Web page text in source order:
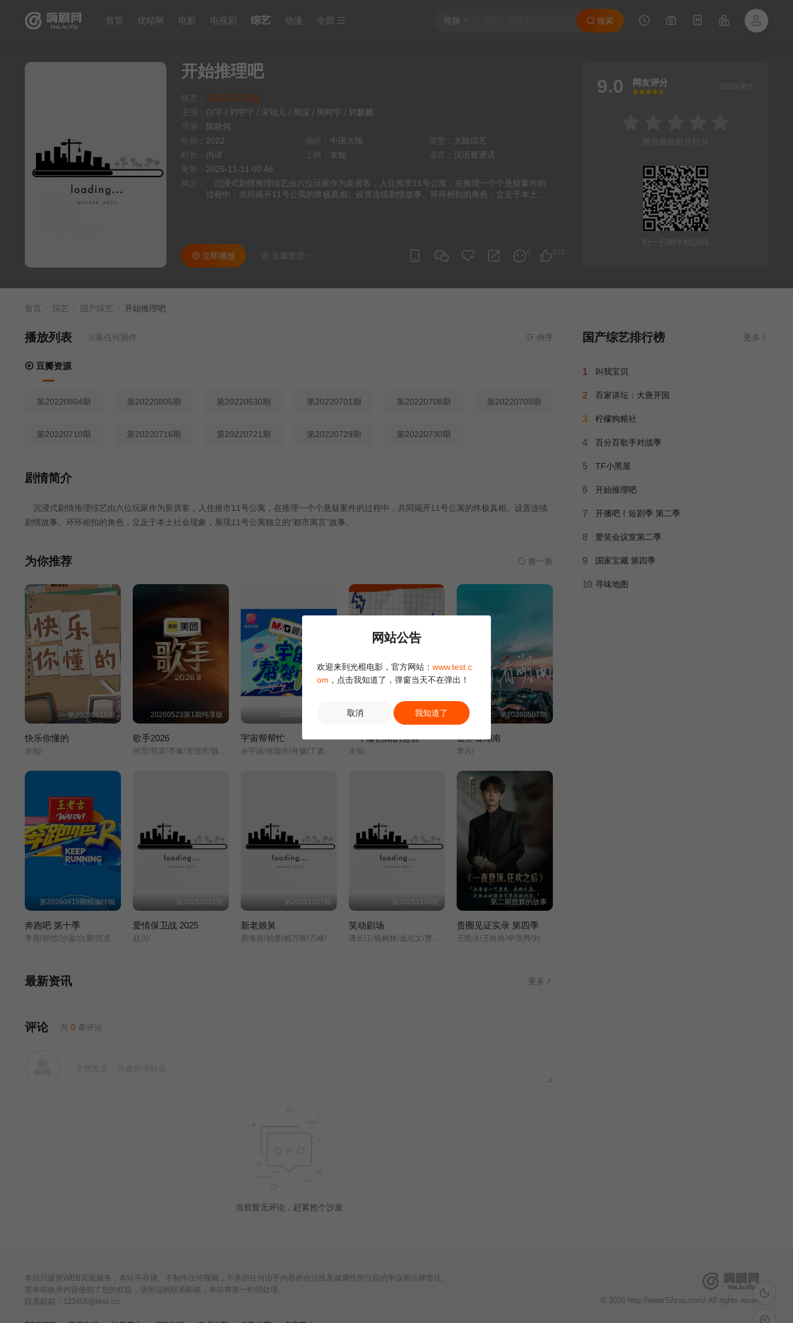
视频 搜索
首页 优站网 电影 电视剧 综艺 动漫 全部
开始推理吧
状态： 第20220731期
主演： 白宇 / 刘宇宁 / 宋祖儿 / 周深 / 周柯宇 / 郭麒麟
导演： 陈晓翎
年份： 2022 地区： 中国大陆 类型： 大陆综艺
时长： 内详 上映： 未知 语言： 汉语普通话
更新： 2025-11-11 00:46
简介：
沉浸式剧情推理综艺由六位玩家作为新房客，入住推市11号公寓，在推理一个个悬疑案件的
过程中，共同揭开11号公寓的终极真相。设置连续剧情故事、环环相扣的角色，立足于本土社
851
0
立即播放 豆瓣资源
9.0 网友评分
很差
较差还行推荐力荐
100次评分
我也要给影片打分
扫一扫用手机访问
首页 综艺 国产综艺 开始推理吧
播放列表
豆瓣资源- 无需安装任何插件 倒序
豆瓣资源
第20220804期 第20220805期 第20220630期 第20220701期 第20220708期 第20220709期
第20220710期 第20220716期 第20220721期 第20220729期 第20220730期
剧情简介
沉浸式剧情推理综艺由六位玩家作为新房客，入住推市11号公寓，在推理一个个悬疑案件的过程中，共同揭开11号公寓的终极真相。设置连续
剧情故事、环环相扣的角色，立足于本土社会现象，展现11号公寓独立的“都市寓言”故事。
为你推荐 换一换
第20260618期
快乐你懂的
未知/
20260523第1期纯享版
歌手2026
何炅/那英/齐豫/庾澄庆/魏如萱/胡彦斌/张碧晨/斯塔纳伊/尤长靖/周兴哲/窦靖童/洁西·J/
20260724第1期
宇宙帮帮忙
余宇涵/张颜齐/井胧/丁真珍珠/
第20260610期王濛团《普通Disco》
一个凑热闹的运营
未知
第20260507期
世界看湖南
李兵/
第20260419期精编特辑
奔跑吧 第十季
第20251022期
爱情保卫战 2025
赵川/
第20251107期
新老娘舅
第20251109期
笑动剧场
第二期曾辉的故事
贵圈见证实录 第四季
最新资讯 更多
评论 共 0 条评论
当前暂无评论，赶紧抢个沙发
国产综艺排行榜 更多
1 叫我宝贝
2 百家讲坛：大唐开国
3 柠檬狗粮社
4 百分百歌手对战季
5 TF小黑屋
6 开始推理吧
7 开播吧！短剧季 第二季
8 爱笑会议室第二季
9 国家宝藏 第四季
10 寻味地图
深色模式
留言反馈
本站只提供WEB页面服务，本站不存储、不制作任何视频，不承担任何由于内容的合法性及健康性所引起的争议和法律责任。
若本站收录内容侵犯了您的权益，请附说明联系邮箱，本站将第一时间处理。
联系邮箱：123456@test.cn
© 2026 http://www.52zou.com/ All rights reservd.
网站公告
欢迎来到光棍电影，官方网站： www.test.c
om ，点击我知道了，弹窗当天不在弹出！
取消 我知道了